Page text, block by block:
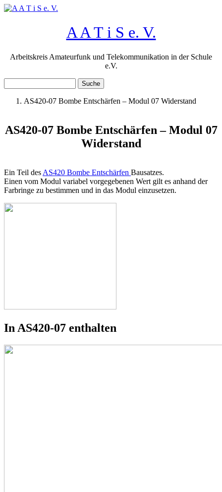
Direkt zum Inhalt
A A T i S e. V.
Arbeitskreis Amateurfunk und Telekommunikation in der Schule
e.V.
AS420-07 Bombe Entschärfen – Modul 07 Widerstand
AS420-07 Bombe Entschärfen – Modul 07
Widerstand
Ein Teil des AS420 Bombe Entschärfen Bausatzes.
Einen vom Modul variabel vorgegebenen Wert gilt es anhand der
Farbringe zu bestimmen und in das Modul einzusetzen.
In AS420-07 enthalten